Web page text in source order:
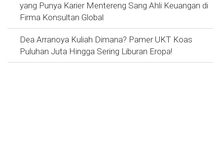
yang Punya Karier Mentereng Sang Ahli Keuangan di
Firma Konsultan Global
Dea Arranoya Kuliah Dimana? Pamer UKT Koas
Puluhan Juta Hingga Sering Liburan Eropa!